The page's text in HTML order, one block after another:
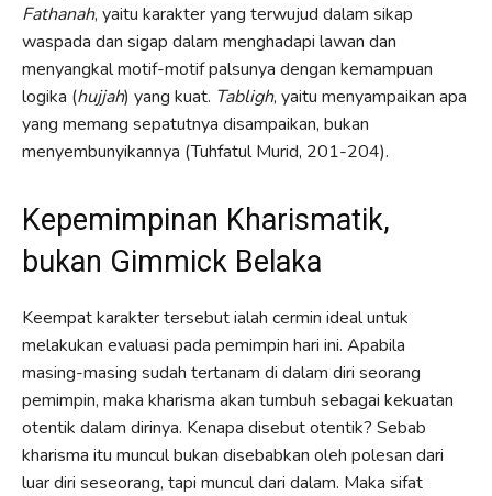
Fathanah, yaitu karakter yang terwujud dalam sikap
waspada dan sigap dalam menghadapi lawan dan
menyangkal motif-motif palsunya dengan kemampuan
logika (hujjah) yang kuat. Tabligh, yaitu menyampaikan apa
yang memang sepatutnya disampaikan, bukan
menyembunyikannya (Tuhfatul Murid, 201-204).
Kepemimpinan Kharismatik,
bukan Gimmick Belaka
Keempat karakter tersebut ialah cermin ideal untuk
melakukan evaluasi pada pemimpin hari ini. Apabila
masing-masing sudah tertanam di dalam diri seorang
pemimpin, maka kharisma akan tumbuh sebagai kekuatan
otentik dalam dirinya. Kenapa disebut otentik? Sebab
kharisma itu muncul bukan disebabkan oleh polesan dari
luar diri seseorang, tapi muncul dari dalam. Maka sifat